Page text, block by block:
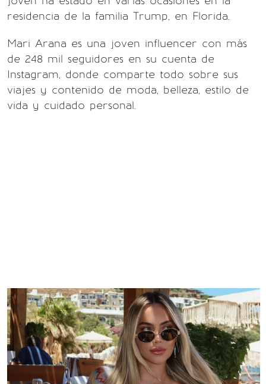
residencia de la familia Trump, en Florida.
Mari Arana es una joven influencer con más
de 248 mil seguidores en su cuenta de
Instagram, donde comparte todo sobre sus
viajes y contenido de moda, belleza, estilo de
vida y cuidado personal.